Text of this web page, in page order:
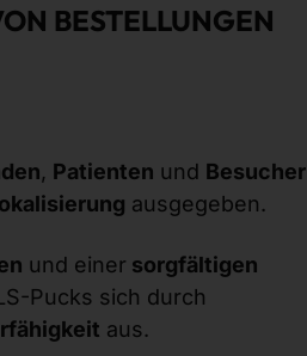
BESTELLUNGEN
, Patienten und Besucher
ausgegeben.
und einer sorgfältigen
Pucks sich durch
aus.